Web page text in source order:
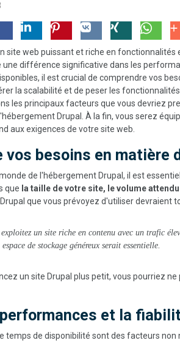
site web puissant et riche en
différence significative dans les
il est crucial de comprendre vos
la scalabilité et de peser les
les principaux facteurs que vous devriez
Drupal. À la fin, vous serez
aux exigences de votre site web.
vos besoins en matière
de l'hébergement Drupal, il est
que la taille de votre site, le volume
que vous prévoyez d'utiliser devraient
un site riche en contenu avec un trafic
de stockage généreux serait essentielle.
un site Drupal plus petit, vous pourriez
et la
temps de disponibilité sont des facteurs